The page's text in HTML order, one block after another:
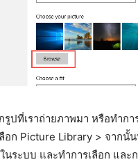
รูปที่เราถ่ายภาพมา หรือทำกา
อก Picture Library > จากนั้
นระบบ และทำการเลือก และ